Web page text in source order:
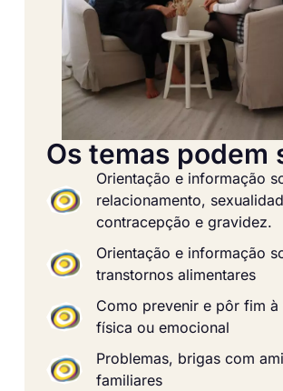
Os temas podem
Orientação e informação
relacionamento,
contracepção e gravidez.
Orientação e informação
transtornos alimentares
Como prevenir e pôr fim à
física ou emocional
Problemas, brigas com
familiares